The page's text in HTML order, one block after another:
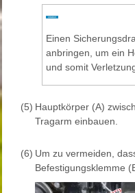
Einen
anbringen, um ein
und somit
(5) Hauptkörper (A)
Tragarm einbauen.
(6) Um zu vermeiden,
Befestigungsklemme